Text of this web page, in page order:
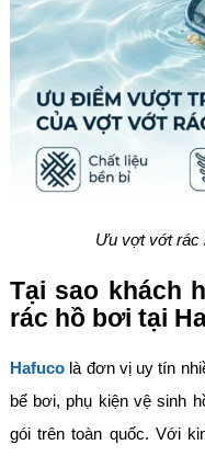
Ưu vợt vớt rác
Tại sao khách
rác hồ bơi tại
Hafucolà đơn vị uy tín
bể bơi, phụ kiện vệ sinh
gói trên toàn quốc. Với